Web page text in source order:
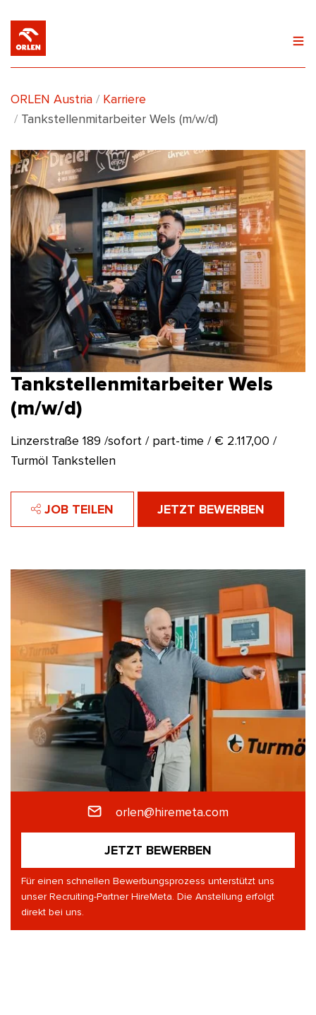
ORLEN Austria Karriere(current)
Tankstellenmitarbeiter Wels (m/w/d)
Tankstellenmitarbeiter Wels
(m/w/d)
Linzerstraße 189 /sofort / part-time / € 2.117,00 /
Turmöl Tankstellen
JOB TEILEN JETZT BEWERBEN
orlen@hiremeta.com
JETZT BEWERBEN
Für einen schnellen Bewerbungsprozess unterstützt uns
unser Recruiting-Partner HireMeta. Die Anstellung erfolgt
direkt bei uns.